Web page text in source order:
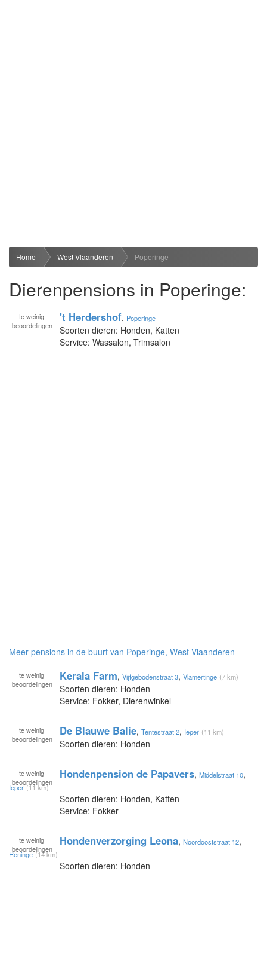
Home West-Vlaanderen Poperinge
Dierenpensions in Poperinge:
te weinig
beoordelingen
't Herdershof, Poperinge
Soorten dieren: Honden, Katten
Service: Wassalon, Trimsalon
Meer pensions in de buurt van Poperinge, West-Vlaanderen
te weinig
beoordelingen
Kerala Farm, Vijfgebodenstraat 3, Vlamertinge (7 km)
Soorten dieren: Honden
Service: Fokker, Dierenwinkel
te weinig
beoordelingen
De Blauwe Balie, Tentestraat 2, Ieper (11 km)
Soorten dieren: Honden
te weinig
beoordelingen
Hondenpension de Papavers, Middelstraat 10,
Ieper (11 km)
Soorten dieren: Honden, Katten
Service: Fokker
te weinig
beoordelingen
Hondenverzorging Leona, Noordooststraat 12,
Reninge (14 km)
Soorten dieren: Honden